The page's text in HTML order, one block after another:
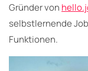
Gründer von
selbstlernende
Funktionen.